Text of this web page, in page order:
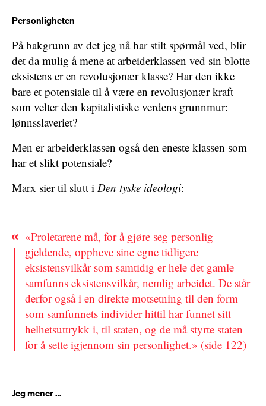
Personligheten
På bakgrunn av det jeg nå har stilt spørmål ved, blir
det da mulig å mene at arbeiderklassen ved sin blotte
eksistens er en revolusjonær klasse? Har den ikke
bare et potensiale til å være en revolusjonær kraft
som velter den kapitalistiske verdens grunnmur:
lønnsslaveriet?
Men er arbeiderklassen også den eneste klassen som
har et slikt potensiale?
Marx sier til slutt i Den tyske ideologi:
«Proletarene må, for å gjøre seg personlig
gjeldende, oppheve sine egne tidligere
eksistensvilkår som samtidig er hele det gamle
samfunns eksistensvilkår, nemlig arbeidet. De står
derfor også i en direkte motsetning til den form
som samfunnets individer hittil har funnet sitt
helhetsuttrykk i, til staten, og de må styrte staten
for å sette igjennom sin personlighet.» (side 122)
Jeg mener …